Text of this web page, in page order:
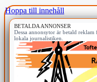
Hoppa till innehåll
BETALDA ANNONSER
Dessa annonsytor är betald
lokala journalistiken.